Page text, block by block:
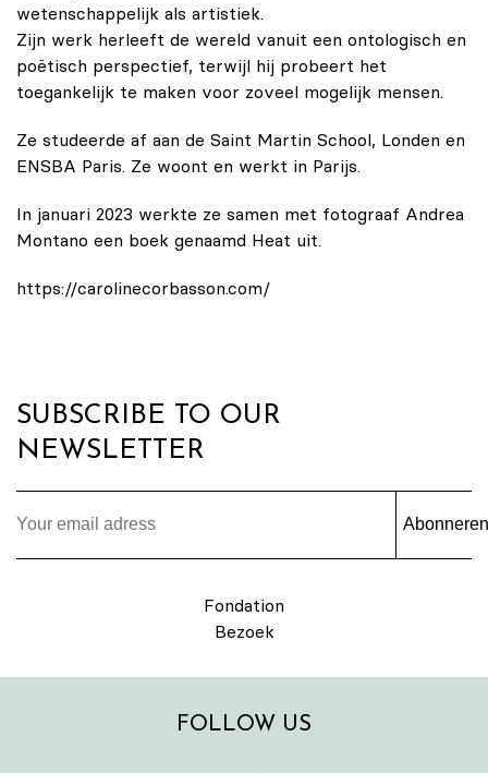
wetenschappelijk als artistiek.
Zijn werk herleeft de wereld vanuit een ontologisch en
poëtisch perspectief, terwijl hij probeert het
toegankelijk te maken voor zoveel mogelijk mensen.
Ze studeerde af aan de Saint Martin School, Londen en
ENSBA Paris. Ze woont en werkt in Parijs.
In januari 2023 werkte ze samen met fotograaf Andrea
Montano een boek genaamd Heat uit.
https://carolinecorbasson.com/
SUBSCRIBE TO OUR
NEWSLETTER
Fondation
Bezoek
FOLLOW US